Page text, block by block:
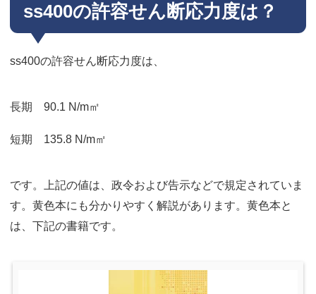
ss400の許容せん断応力度は？
ss400の許容せん断応力度は、
長期 90.1 N/m㎡
短期 135.8 N/m㎡
です。上記の値は、政令および告示などで規定されていま
す。黄色本にも分かりやすく解説があります。黄色本と
は、下記の書籍です。